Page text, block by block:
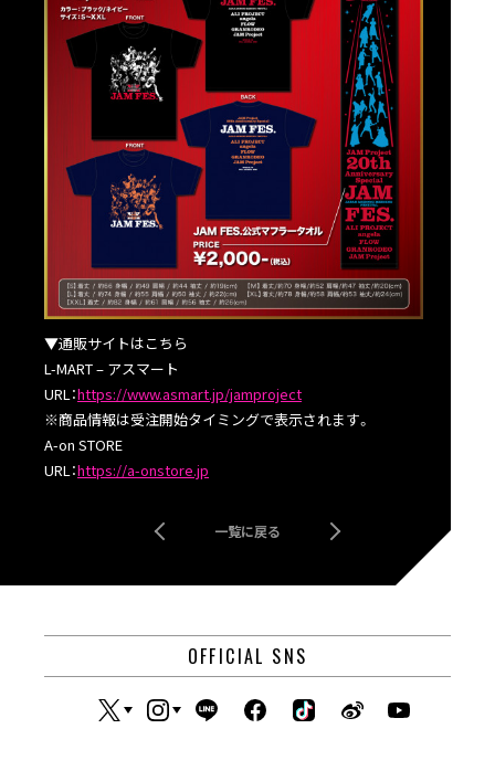
▼通販サイトはこちら
L-MART – アスマート
URL：https://www.asmart.jp/jamproject
※商品情報は受注開始タイミングで表示されます。
A-on STORE
URL：https://a-onstore.jp
一覧に戻る
OFFICIAL SNS